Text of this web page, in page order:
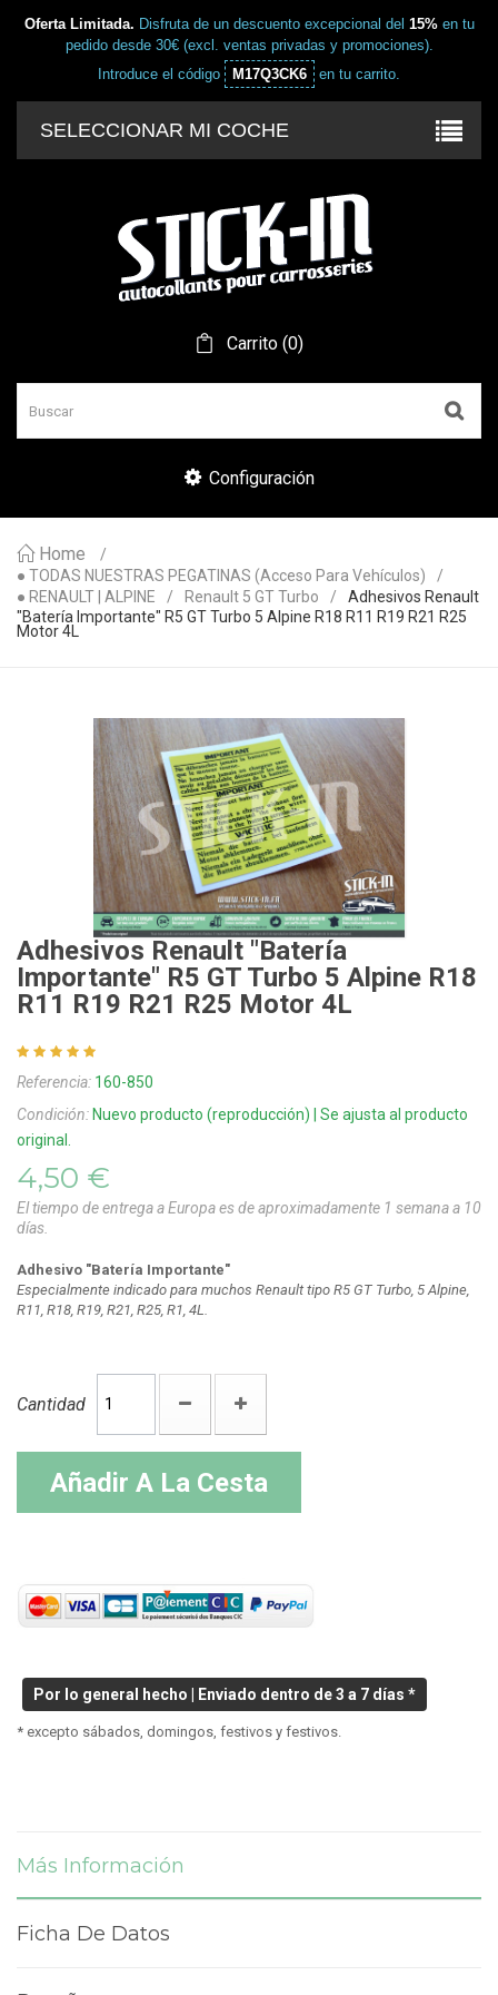
Oferta Limitada. Disfruta de un descuento excepcional del 15%en tu
pedido desde 30€ (excl. ventas privadas y promociones).
Introduce el código
M17Q3CK6 en tu carrito.
SELECCIONAR MI COCHE
Carrito (0)
Configuración
Home
● TODAS NUESTRAS PEGATINAS (acceso Para Vehículos)
● RENAULT | ALPINE
Renault 5 GT Turbo
Adhesivos Renault
"Batería Importante" R5 GT Turbo 5 Alpine R18 R11 R19 R21 R25
Motor 4L
Adhesivos Renault "Batería
Importante" R5 GT Turbo 5 Alpine R18
R11 R19 R21 R25 Motor 4L
Referencia: 160-850
Condición: Nuevo producto (reproducción) | Se ajusta al producto
original.
4,50 €
El tiempo de entrega a Europa es de aproximadamente 1 semana a 10
días.
Adhesivo "Batería Importante"
Especialmente indicado para muchos Renault tipo R5 GT Turbo, 5 Alpine,
R11, R18, R19, R21, R25, R1, 4L.
Cantidad
Añadir A La Cesta
Por lo general hecho | Enviado dentro de 3 a 7 días *
* excepto sábados, domingos, festivos y festivos.
Más Información
Ficha De Datos